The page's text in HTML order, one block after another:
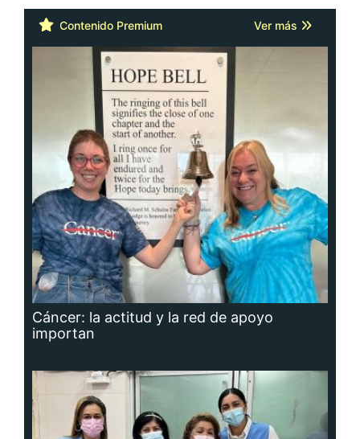
Contenido Premium Ver más
Cáncer: la actitud y la red de apoyo
importan